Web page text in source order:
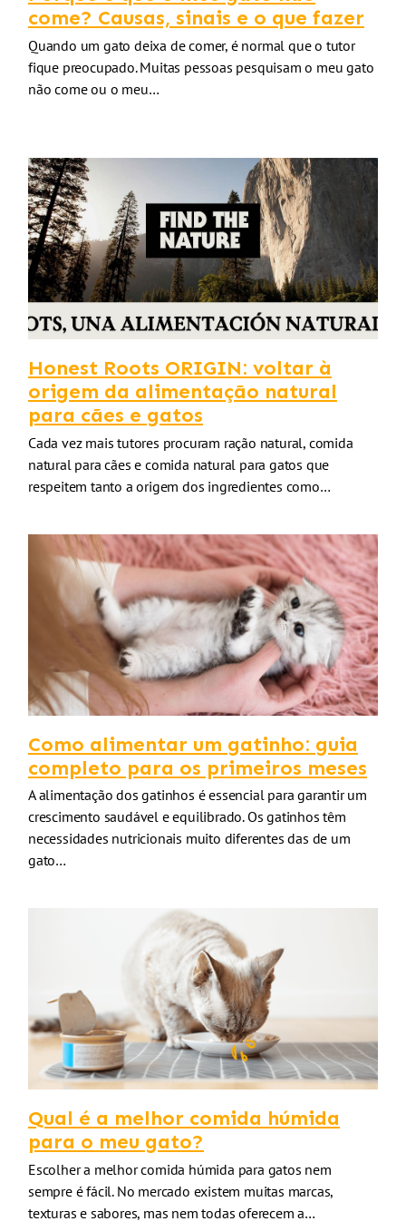
come? Causas, sinais e o que fazer
Quando um gato deixa de comer, é normal que o tutor
fique preocupado. Muitas pessoas pesquisam o meu gato
não come ou o meu…
Honest Roots ORIGIN: voltar à
origem da alimentação natural
para cães e gatos
Cada vez mais tutores procuram ração natural, comida
natural para cães e comida natural para gatos que
respeitem tanto a origem dos ingredientes como…
Como alimentar um gatinho: guia
completo para os primeiros meses
A alimentação dos gatinhos é essencial para garantir um
crescimento saudável e equilibrado. Os gatinhos têm
necessidades nutricionais muito diferentes das de um
gato…
Qual é a melhor comida húmida
para o meu gato?
Escolher a melhor comida húmida para gatos nem
sempre é fácil. No mercado existem muitas marcas,
texturas e sabores, mas nem todas oferecem a…